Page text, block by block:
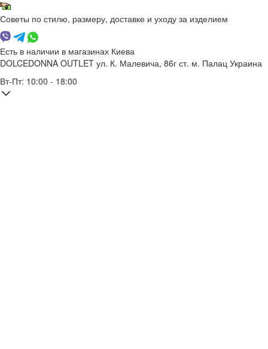
Советы по стилю, размеру, доставке и уходу за изделием
Есть в наличии в магазинах Киева
DOLCEDONNA OUTLET ул. К. Малевича, 86г ст. м. Палац Украина
Вт-Пт: 10:00 - 18:00